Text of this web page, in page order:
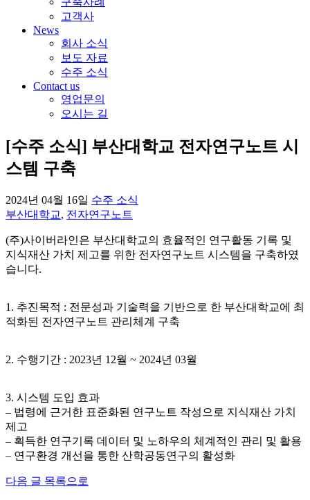
고객사
News
회사 소식
보도 자료
수주 소식
Contact us
영업문의
오시는 길
[수주 소식] 부산대학교 전자연구노트 시
스템 구축
2024년 04월 16일 수주 소식
부산대학교, 전자연구노트
(주)사이버라인은 부산대학교의 효율적인 연구활동 기록 및
지식재산 가치 제고를 위한 전자연구노트 시스템을 구축하였
습니다.
1. 추진목적 : 전문성과 기술력을 기반으로 한 부산대학교에 최
적화된 전자연구노트 관리체계 구축
2. 수행기간 : 2023년 12월 ~ 2024년 03월
3. 시스템 도입 효과
– 법령에 근거한 표준화된 연구노트 작성으로 지식재산 가치
제고
– 획득한 연구기록 데이터 및 노하우의 체계적인 관리 및 활용
– 연구환경 개선을 통한 산학공동연구의 활성화
다음 글 목록으로